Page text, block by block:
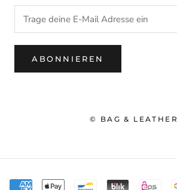
ABONNIEREN
© BAG & LEATHER